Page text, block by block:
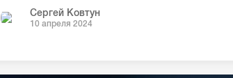
Сергей Ковтун
10 апреля 2024